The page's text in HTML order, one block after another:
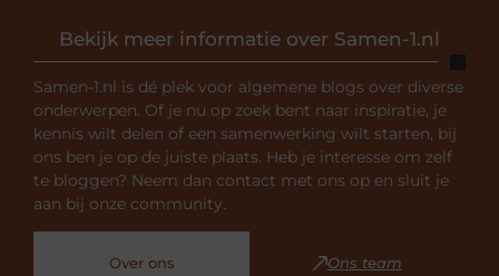
Bekijk meer informatie over Samen-1.nl
Samen-1.nl is dé plek voor algemene blogs over diverse
onderwerpen. Of je nu op zoek bent naar inspiratie, je
kennis wilt delen of een samenwerking wilt starten, bij
ons ben je op de juiste plaats. Heb je interesse om zelf
te bloggen? Neem dan contact met ons op en sluit je
aan bij onze community.
Over ons Ons team